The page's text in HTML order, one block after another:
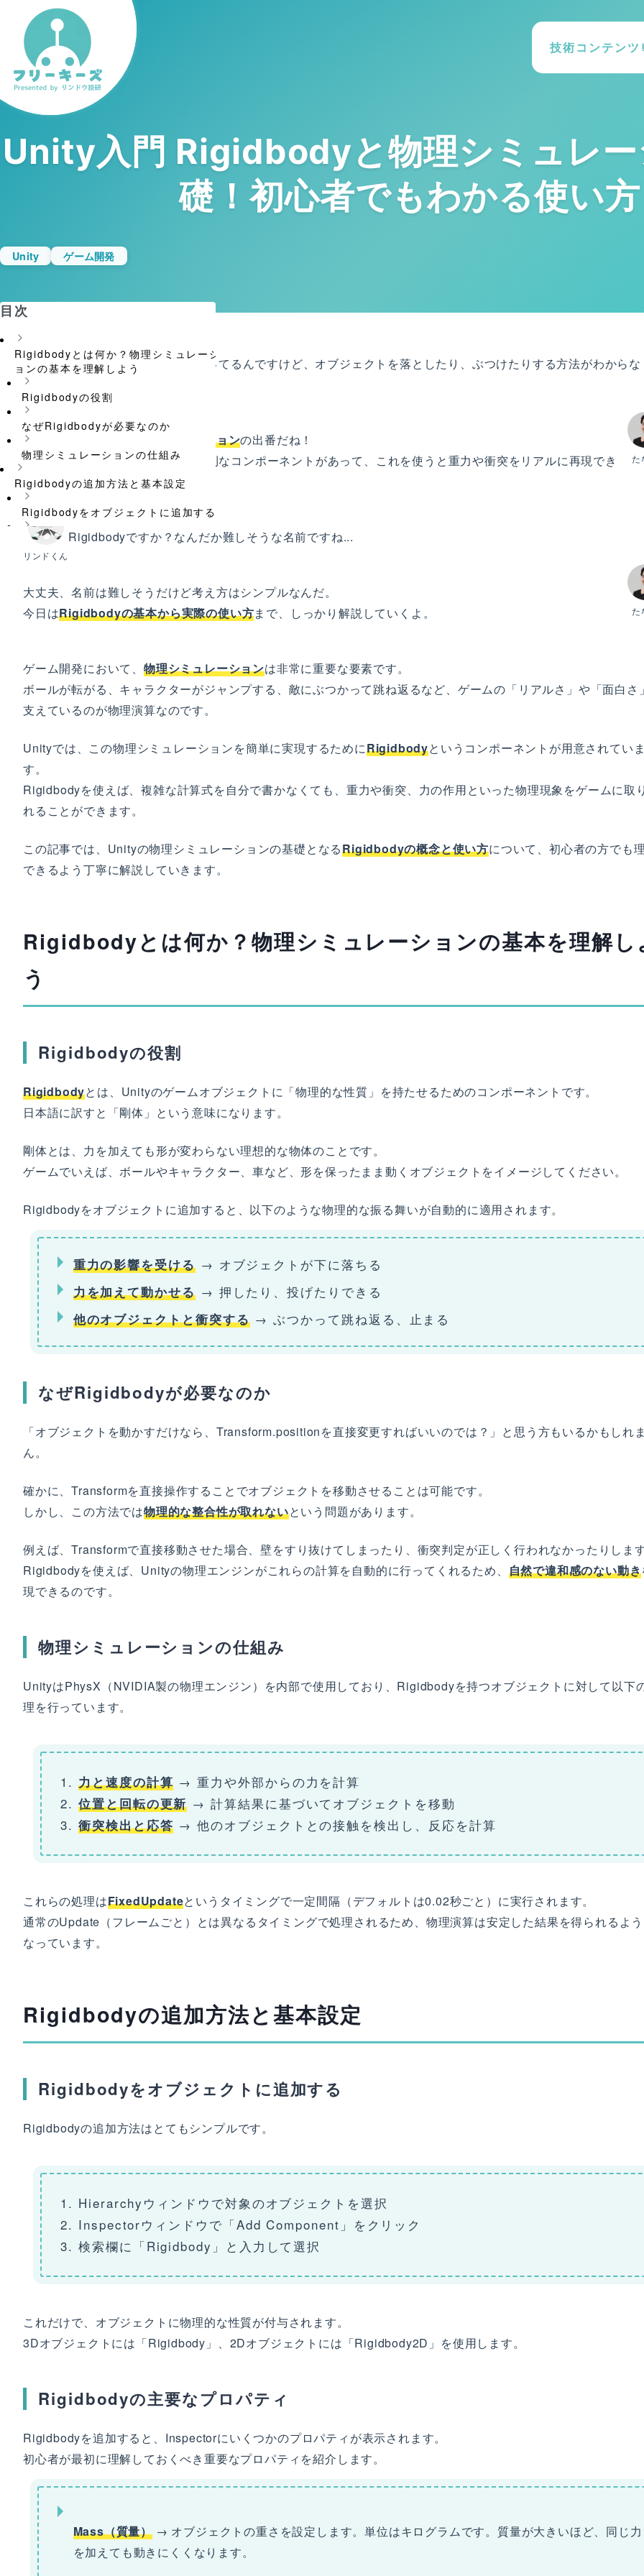
技術コンテンツ
Unity入門 Rigidbodyと物理シミュレ
礎！初心者でもわかる使い方
Unity ゲーム開発
リンドくん
先生、Unityでゲームを作ってるんですけど、オブジェクトを落としたり、ぶつけたりする方法がわからな
た
なるほど、それは 物理シミュレーションの出番だね！
Unityには「Rigidbody」という便利なコンポーネントがあって、これを使うと重力や衝突をリアルに再現でき
るんだよ。
リンドくん
Rigidbodyですか？なんだか難しそうな名前ですね...
た
大丈夫、名前は難しそうだけど考え方はシンプルなんだ。
今日はRigidbodyの基本から実際の使い方まで、しっかり解説していくよ。
ゲーム開発において、 物理シミュレーションは非常に重要な要素です。
ボールが転がる、キャラクターがジャンプする、敵にぶつかって跳ね返るなど、ゲームの「リアルさ」や「面白さ
支えているのが物理演算なのです。
Unityでは、この物理シミュレーションを簡単に実現するためにRigidbodyというコンポーネントが用意されてい
す。
Rigidbodyを使えば、複雑な計算式を自分で書かなくても、重力や衝突、力の作用といった物理現象をゲームに取
れることができます。
この記事では、Unityの物理シミュレーションの基礎となるRigidbodyの概念と使い方について、初心者の方でも
できるよう丁寧に解説していきます。
Rigidbodyとは何か？物理シミュレーションの基本を理解し
う
Rigidbodyの役割
Rigidbodyとは、Unityのゲームオブジェクトに「物理的な性質」を持たせるためのコンポーネントです。
日本語に訳すと「剛体」という意味になります。
剛体とは、力を加えても形が変わらない理想的な物体のことです。
ゲームでいえば、ボールやキャラクター、車など、形を保ったまま動くオブジェクトをイメージしてください。
Rigidbodyをオブジェクトに追加すると、以下のような物理的な振る舞いが自動的に適用されます。
重力の影響を受ける→ オブジェクトが下に落ちる
力を加えて動かせる→ 押したり、投げたりできる
他のオブジェクトと衝突する→ ぶつかって跳ね返る、止まる
なぜRigidbodyが必要なのか
「オブジェクトを動かすだけなら、Transform.positionを直接変更すればいいのでは？」と思う方もいるかもしれ
ん。
確かに、Transformを直接操作することでオブジェクトを移動させることは可能です。
しかし、この方法では物理的な整合性が取れないという問題があります。
例えば、Transformで直接移動させた場合、壁をすり抜けてしまったり、衝突判定が正しく行われなかったりしま
Rigidbodyを使えば、Unityの物理エンジンがこれらの計算を自動的に行ってくれるため、 自然で違和感のない動き
現できるのです。
物理シミュレーションの仕組み
UnityはPhysX（NVIDIA製の物理エンジン）を内部で使用しており、Rigidbodyを持つオブジェクトに対して以下
理を行っています。
力と速度の計算 → 重力や外部からの力を計算
位置と回転の更新 → 計算結果に基づいてオブジェクトを移動
衝突検出と応答 → 他のオブジェクトとの接触を検出し、反応を計算
これらの処理はFixedUpdateというタイミングで一定間隔（デフォルトは0.02秒ごと）に実行されます。
通常のUpdate（フレームごと）とは異なるタイミングで処理されるため、物理演算は安定した結果を得られるよ
なっています。
Rigidbodyの追加方法と基本設定
Rigidbodyをオブジェクトに追加する
Rigidbodyの追加方法はとてもシンプルです。
Hierarchyウィンドウで対象のオブジェクトを選択
Inspectorウィンドウで「Add Component」をクリック
検索欄に「Rigidbody」と入力して選択
これだけで、オブジェクトに物理的な性質が付与されます。
3Dオブジェクトには「Rigidbody」、2Dオブジェクトには「Rigidbody2D」を使用します。
Rigidbodyの主要なプロパティ
Rigidbodyを追加すると、Inspectorにいくつかのプロパティが表示されます。
初心者が最初に理解しておくべき重要なプロパティを紹介します。
Mass（質量） → オブジェクトの重さを設定します。単位はキログラムです。質量が大きいほど、同じ力
を加えても動きにくくなります。
目次
Rigidbodyとは何か？物理シミュレーシ
ョンの基本を理解しよう
Rigidbodyの役割
なぜRigidbodyが必要なのか
物理シミュレーションの仕組み
Rigidbodyの追加方法と基本設定
Rigidbodyをオブジェクトに追加する
Rigidbodyの主要なプロパティ
サンプルコードで学ぶRigidbodyの基本
操作
速度を直接設定する
衝突を検出する
ラクティス
Transform.positionの直接変更を避け
る
パフォーマンスへの配慮
Kinematicの適切な使用
まとめ
注意すべきポイント